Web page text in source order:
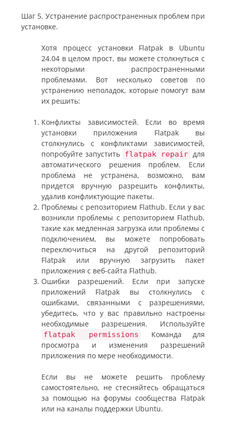
Шаг 5. Устранение распространенных проблем при
установке.
Хотя процесс установки Flatpak в Ubuntu
24.04 в целом прост, вы можете столкнуться с
некоторыми распространенными
проблемами. Вот несколько советов по
устранению неполадок, которые помогут вам
их решить:
Конфликты зависимостей. Если во время
установки приложения Flatpak вы
столкнулись с конфликтами зависимостей,
попробуйте запустить flatpak repair для
автоматического решения проблем. Если
проблема не устранена, возможно, вам
придется вручную разрешить конфликты,
удалив конфликтующие пакеты.
Проблемы с репозиторием Flathub. Если у вас
возникли проблемы с репозиторием Flathub,
такие как медленная загрузка или проблемы с
подключением, вы можете попробовать
переключиться на другой репозиторий
Flatpak или вручную загрузить пакет
приложения с веб-сайта Flathub.
Ошибки разрешений. Если при запуске
приложений Flatpak вы столкнулись с
ошибками, связанными с разрешениями,
убедитесь, что у вас правильно настроены
необходимые разрешения. Используйте
flatpak permissions
Команда для
просмотра и изменения разрешений
приложения по мере необходимости.
Если вы не можете решить проблему
самостоятельно, не стесняйтесь обращаться
за помощью на форумы сообщества Flatpak
или на каналы поддержки Ubuntu.